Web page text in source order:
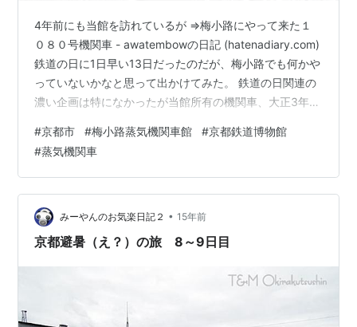
4年前にも当館を訪れているが ⇒梅小路にやって来た１
０８０号機関車 - awatembowの日記 (hatenadiary.com)
鉄道の日に1日早い13日だったのだが、梅小路でも何かや
っていないかなと思って出かけてみた。 鉄道の日関連の
濃い企画は特になかったが当館所有の機関車、大正3年製
ため記念の屋外展示をしていた。 ８６３０＆９６３３ 普
段は扇形庫内に安置されているのが揃って出されてい
た。それぞれ記念HMがつけられている。キューロクのほ
うが庫外に出るのは珍しい。 キューロクのフォルム 公式
側からの側面、ハチロクと比べるとボイラーが…
#京都市 #梅小路蒸気機関車館 #京都鉄道博物館
#蒸気機関車
みーやんのお気楽日記２ • 15年前
京都避暑（え？）の旅 8～9日目